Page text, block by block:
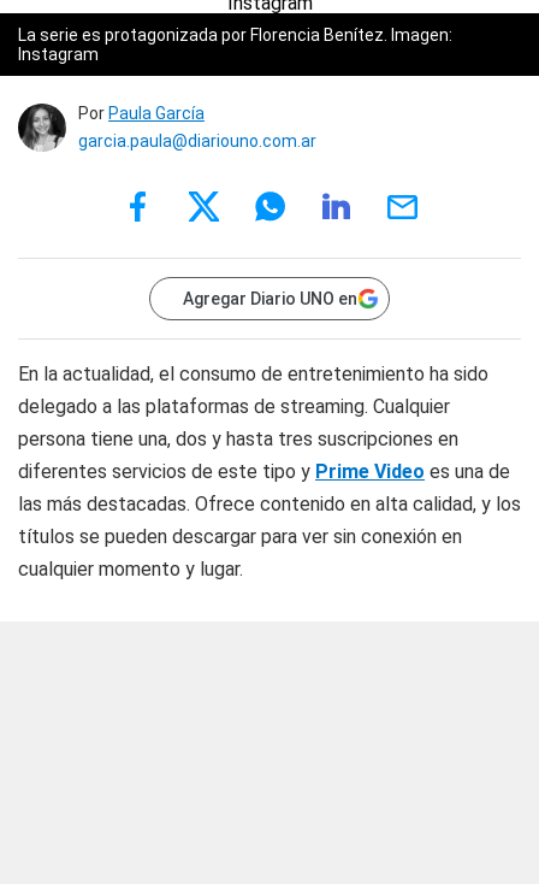
La serie es protagonizada por Florencia Benítez. Imagen:
Instagram
Por Paula García
garcia.paula@diariouno.com.ar
Agregar Diario UNO en
En la actualidad, el consumo de entretenimiento ha sido
delegado a las plataformas de streaming. Cualquier
persona tiene una, dos y hasta tres suscripciones en
diferentes servicios de este tipo y Prime Video es una de
las más destacadas. Ofrece contenido en alta calidad, y los
títulos se pueden descargar para ver sin conexión en
cualquier momento y lugar.